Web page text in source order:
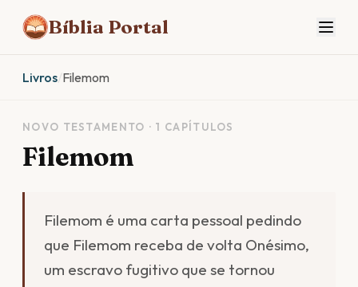
Bíblia Portal
Livros/Filemom
NOVO TESTAMENTO · 1 CAPÍTULOS
Filemom
Filemom é uma carta pessoal pedindo
que Filemom receba de volta Onésimo,
um escravo fugitivo que se tornou